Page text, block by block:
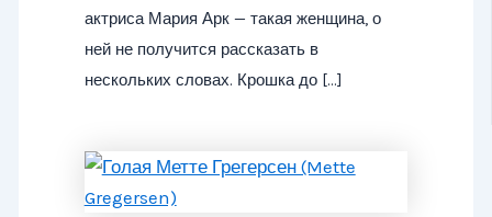
актриса Мария Арк — такая женщина, о
ней не получится рассказать в
нескольких словах. Крошка до […]